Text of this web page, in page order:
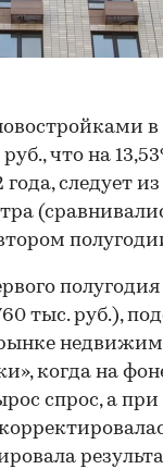
что на
следует
тыс. руб.),
когда на
спрос, а